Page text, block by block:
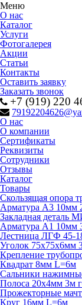
Меню
О нас
Каталог
Услуги
Фотогалерея
Акции
Статьи
Контакты
Оставить заявку
Заказать звонок
+7 (919) 220
О нас
О компании
Сертификаты
Реквизиты
Сотрудники
Отзывы
Каталог
Товары
Скользящая опора
Арматура А3 10мм
Закладная деталь
Арматура А1 10мм
Лестница ЛГФ 45-
Уголок 75х75х6мм
Крепление
Квадрат 8мм L=6м
Сальники
Полоса 20х4мм 3м
Прожекторные
Круг 16мм L=6м